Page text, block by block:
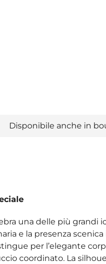
Disponibile anche in
una delle più grandi
e la presenza
per l’elegante
coordinato. La